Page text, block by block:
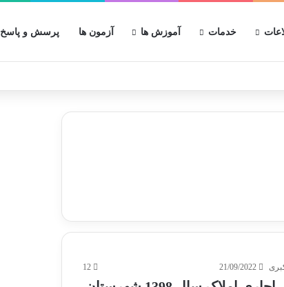
خدمات آموزش ها آزمون ها پرسش و پاسخ
21/09/2022
12